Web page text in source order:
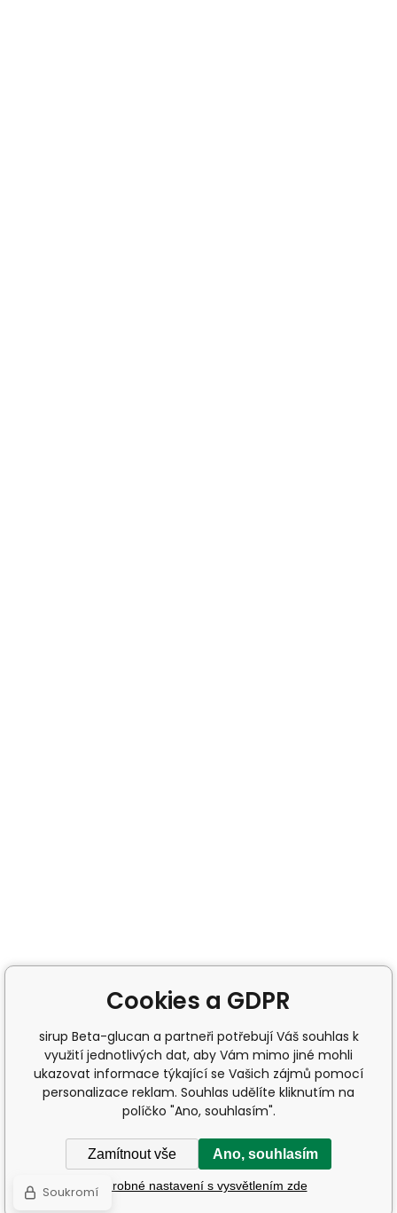
Cookies a GDPR
sirup Beta-glucan a partneři potřebují Váš souhlas k
využití jednotlivých dat, aby Vám mimo jiné mohli
ukazovat informace týkající se Vašich zájmů pomocí
personalizace reklam. Souhlas udělíte kliknutím na
políčko "Ano, souhlasím".
Zamítnout vše Ano, souhlasím
Podrobné nastavení s vysvětlením zde
Soukromí